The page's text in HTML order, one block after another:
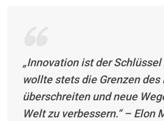
„Innovation ist der
wollte stets die Grenzen
überschreiten und neue
Welt zu verbessern.“ – Elon